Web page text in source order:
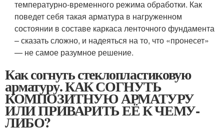
температурно-временного режима обработки. Как
поведет себя такая арматура в нагруженном
состоянии в составе каркаса ленточного фундамента
– сказать сложно, и надеяться на то, что «пронесет»
— не самое разумное решение.
Как согнуть стеклопластиковую
арматуру. КАК СОГНУТЬ
КОМПОЗИТНУЮ АРМАТУРУ
ИЛИ ПРИВАРИТЬ ЕЁ К ЧЕМУ-
ЛИБО?